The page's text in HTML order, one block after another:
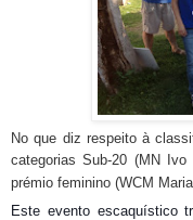
No que diz respeito à
categorias Sub-20 (MN
prémio feminino (WCM
Este evento escaquístico